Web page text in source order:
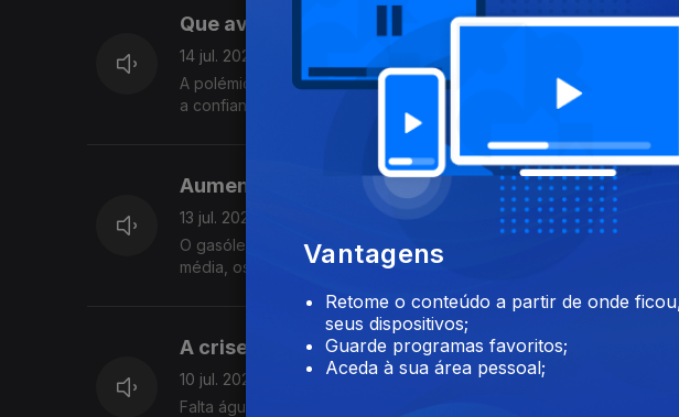
Que avaliação faz da atuação do Governo na
14 jul. 2026
A polémica na correção dos exames. Apesar das críticas dirigidas
a confiança no ministro, Os problemas na correção dos exames
avaliação? O Governo fez o suficiente para proteger os alunos e
vierem a confirmar-se problemas nos resultados da correção das
fica mais frágil dentro do Governo?
Aumento do preço dos combustíveis.
13 jul. 2026
O gasóleo simples está há seis semanas consecutivas a ser
média, os consumidores estão a pagar mais do que o valor de
funcionar de forma transparente? E que impacto têm estas subidas
empresas? Considera aceitável que os preços praticados estejam
da ERSE? O que espera das autoridades e do setor para tornar os
A crise da água em Almada.
10 jul. 2026
Falta água em Almada e a crise abriu duas discussões. A primeira
Vantagens
Retome o conteúdo a partir de onde
seus dispositivos;
Guarde programas favoritos;
Aceda à sua área pessoal;